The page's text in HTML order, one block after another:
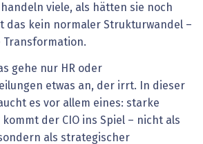
viele, als hätten sie noch
das kein normaler Strukturwandel –
Transformation.
gehe nur HR oder
etwas an, der irrt. In dieser
es vor allem eines: starke
der CIO ins Spiel – nicht als
als strategischer